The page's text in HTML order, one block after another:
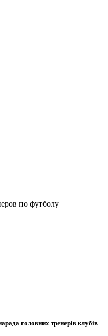
по футболу
головних тренерів клубів